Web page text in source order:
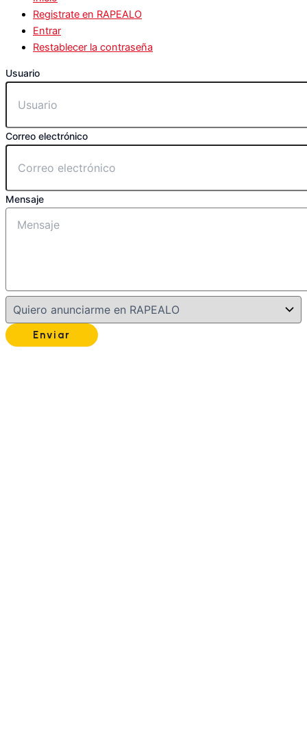
Registrate en RAPEALO
Entrar
Restablecer la contraseña
Usuario
Correo electrónico
Mensaje
Enviar